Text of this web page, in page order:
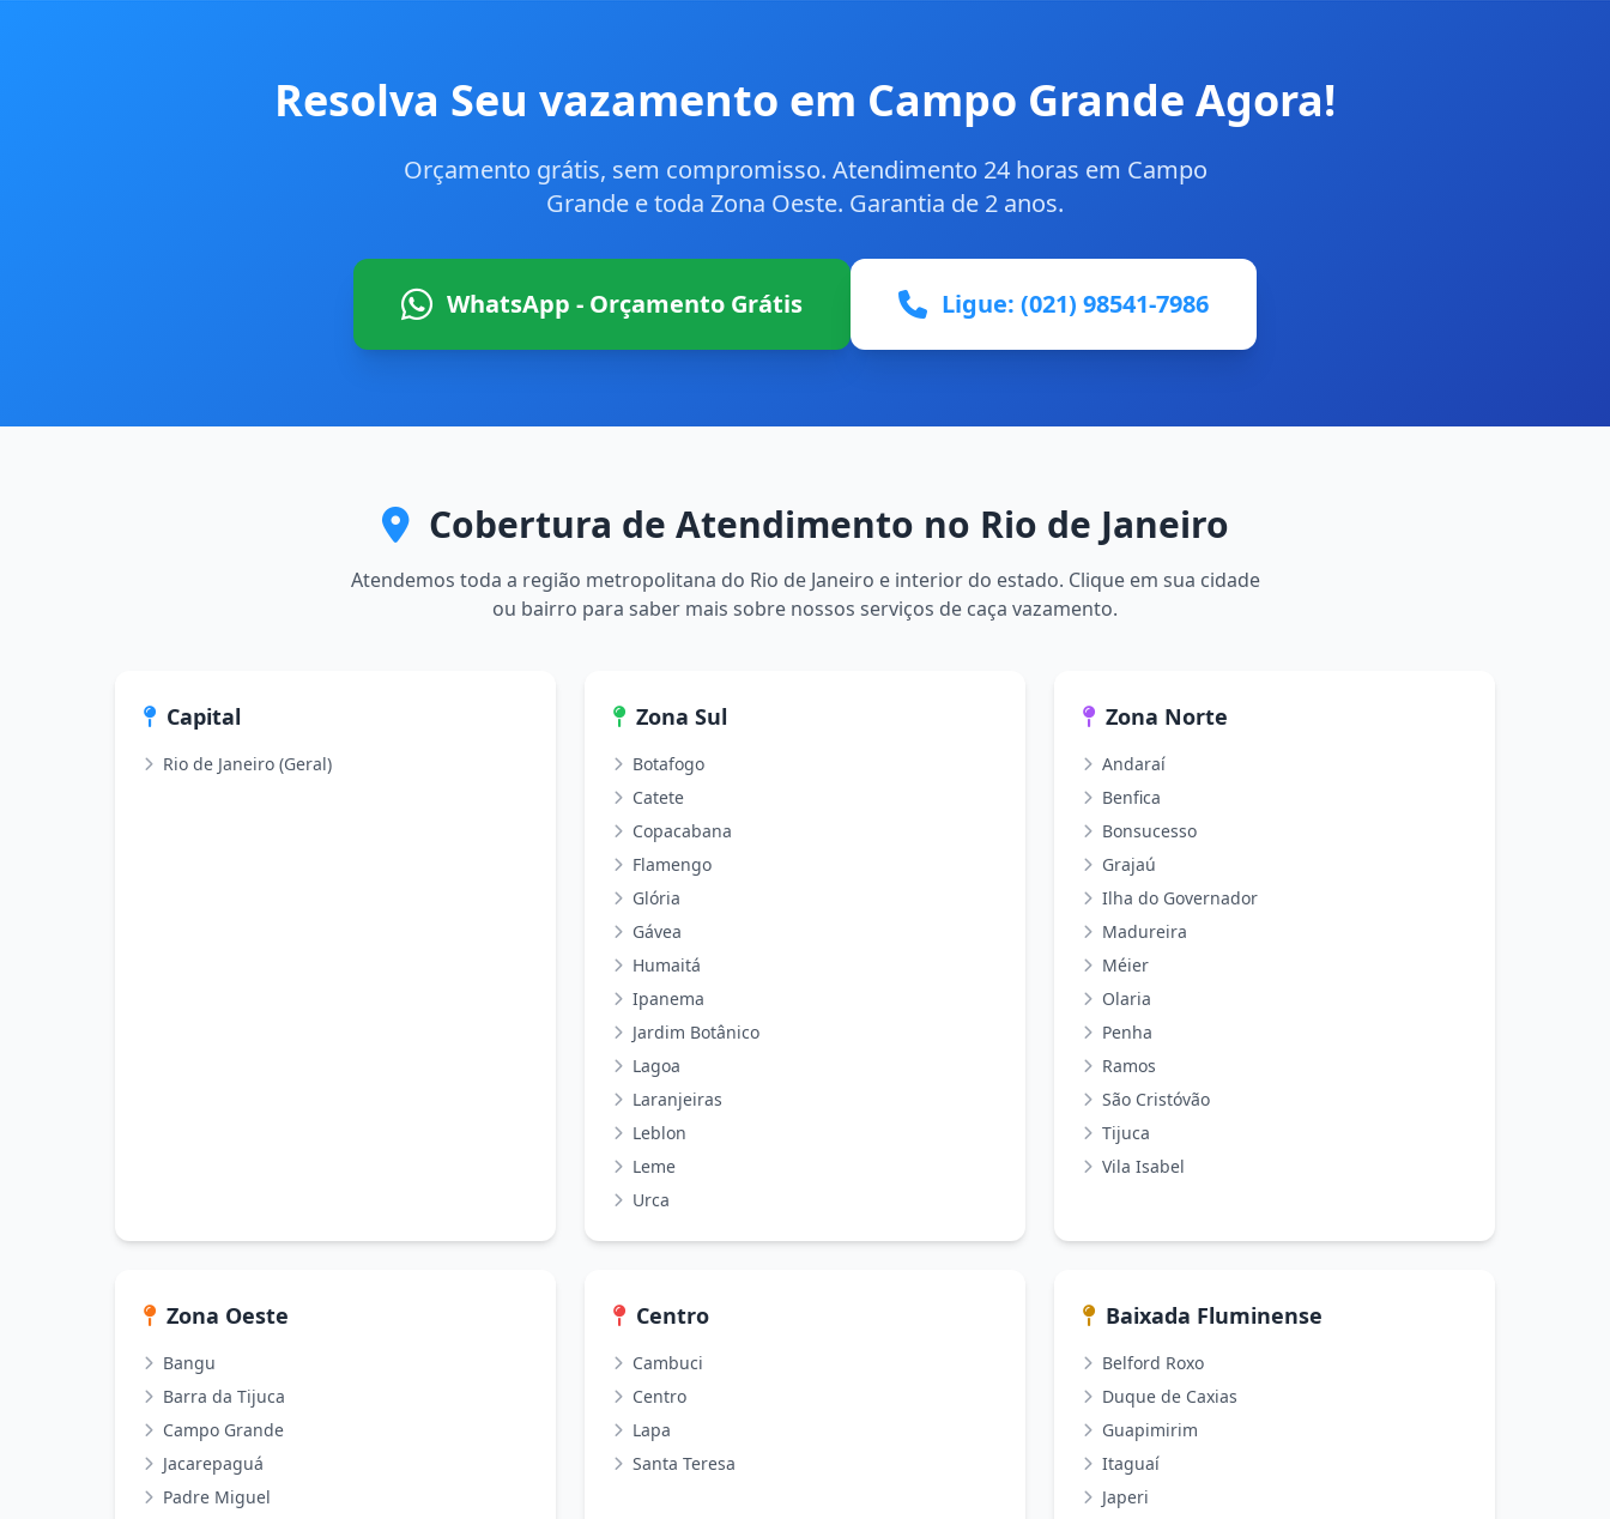
Resolva Seu vazamento em Campo Grande Agora!
Orçamento grátis, sem compromisso. Atendimento 24 horas em Campo
Grande e toda Zona Oeste. Garantia de 2 anos.
WhatsApp - Orçamento Grátis Ligue: (021) 98541-7986
Cobertura de Atendimento no Rio de Janeiro
Atendemos toda a região metropolitana do Rio de Janeiro e interior do estado. Clique em sua cidade
ou bairro para saber mais sobre nossos serviços de caça vazamento.
Capital
Rio de Janeiro (Geral)
Zona Sul
Botafogo
Catete
Copacabana
Flamengo
Glória
Gávea
Humaitá
Ipanema
Jardim Botânico
Lagoa
Laranjeiras
Leblon
Leme
Urca
Zona Norte
Andaraí
Benfica
Bonsucesso
Grajaú
Ilha do Governador
Madureira
Méier
Olaria
Penha
Ramos
São Cristóvão
Tijuca
Vila Isabel
Zona Oeste
Bangu
Barra da Tijuca
Campo Grande
Jacarepaguá
Padre Miguel
Centro
Cambuci
Centro
Lapa
Santa Teresa
Baixada Fluminense
Belford Roxo
Duque de Caxias
Guapimirim
Itaguaí
Japeri